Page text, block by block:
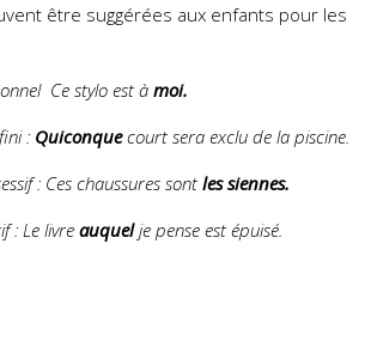
être suggérées aux enfants pour les
Ce stylo est à moi.
: Quiconquecourt sera exclu de la piscine.
: Ces chaussures sontles siennes.
: Le livre auquelje pense est épuisé.